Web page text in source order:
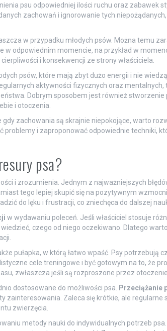
psu odpowiedniej ilości ruchu oraz zabawek
zachowań i ignorowanie tych
w przypadku młodych psów. Można temu
w odpowiednim momencie, na przykład w
i konsekwencji ze strony właściciela.
psów, które mają zbyt dużo energii i nie
aktywności fizycznych oraz mentalnych,
Dobrym sposobem jest również stworzenie
i otoczenia.
zachowania są skrajnie niepokojące, warto
problemy i zaproponować odpowiednie techniki,
psa?
i zrozumienia. Jednym z najważniejszych
tego lepiej skupić się na pozytywnym
do lęku i frustracji, co zniechęca do dalszej
w wydawaniu poleceń. Jeśli właściciel stosuje
czego od niego oczekiwano. Dlatego
pułapka, w którą łatwo wpaść. Psy potrzebują
cele treningowe i być gotowym na to, że
zwłaszcza jeśli są rozproszone przez otoczenie.
dostosowane do możliwości psa.
Przeciążanie
Zaleca się krótkie, ale regularne
zwierzęcia.
metody nauki do indywidualnych potrzeb